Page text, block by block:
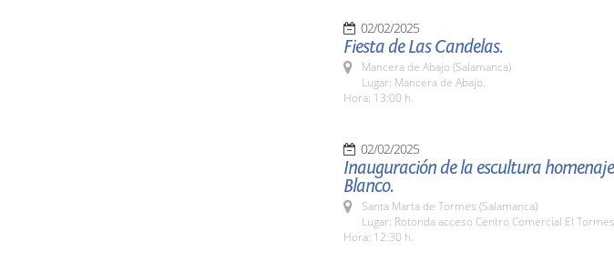
02/02/2025
Fiesta de Las Candelas.
Mancera de Abajo (Salamanca)
Lugar: Mancera de Abajo.
Hora: 13:00 h.
02/02/2025
Inauguración de la escultura
Blanco.
Santa Marta de Tormes (Salamanca)
Lugar: Rotonda acceso Centro Comercial El
Hora: 12:30 h.